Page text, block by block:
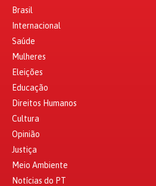
Brasil
Internacional
Saúde
Mulheres
Eleições
Educação
Direitos Humanos
Cultura
Opinião
Justiça
Meio Ambiente
Notícias do PT